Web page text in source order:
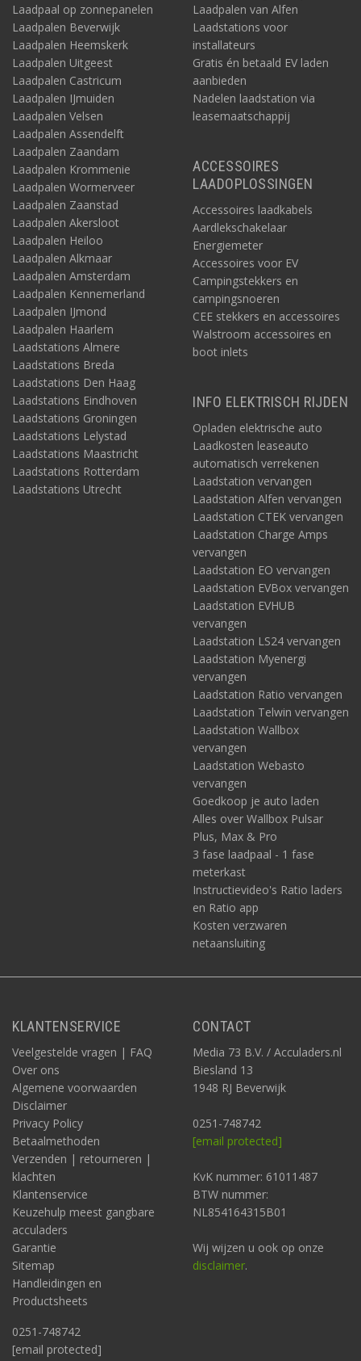
Laadpaal op zonnepanelen
Laadpalen Beverwijk
Laadpalen Heemskerk
Laadpalen Uitgeest
Laadpalen Castricum
Laadpalen IJmuiden
Laadpalen Velsen
Laadpalen Assendelft
Laadpalen Zaandam
Laadpalen Krommenie
Laadpalen Wormerveer
Laadpalen Zaanstad
Laadpalen Akersloot
Laadpalen Heiloo
Laadpalen Alkmaar
Laadpalen Amsterdam
Laadpalen Kennemerland
Laadpalen IJmond
Laadpalen Haarlem
Laadstations Almere
Laadstations Breda
Laadstations Den Haag
Laadstations Eindhoven
Laadstations Groningen
Laadstations Lelystad
Laadstations Maastricht
Laadstations Rotterdam
Laadstations Utrecht
Laadpalen van Alfen
Laadstations voor
installateurs
Gratis én betaald EV laden
aanbieden
Nadelen laadstation via
leasemaatschappij
ACCESSOIRES
LAADOPLOSSINGEN
Accessoires laadkabels
Aardlekschakelaar
Energiemeter
Accessoires voor EV
Campingstekkers en
campingsnoeren
CEE stekkers en accessoires
Walstroom accessoires en
boot inlets
INFO ELEKTRISCH RIJDEN
Opladen elektrische auto
Laadkosten leaseauto
automatisch verrekenen
Laadstation vervangen
Laadstation Alfen vervangen
Laadstation CTEK vervangen
Laadstation Charge Amps
vervangen
Laadstation EO vervangen
Laadstation EVBox vervangen
Laadstation EVHUB
vervangen
Laadstation LS24 vervangen
Laadstation Myenergi
vervangen
Laadstation Ratio vervangen
Laadstation Telwin vervangen
Laadstation Wallbox
vervangen
Laadstation Webasto
vervangen
Goedkoop je auto laden
Alles over Wallbox Pulsar
Plus, Max & Pro
3 fase laadpaal - 1 fase
meterkast
Instructievideo's Ratio laders
en Ratio app
Kosten verzwaren
netaansluiting
KLANTENSERVICE
Veelgestelde vragen | FAQ
Over ons
Algemene voorwaarden
Disclaimer
Privacy Policy
Betaalmethoden
Verzenden | retourneren |
klachten
Klantenservice
Keuzehulp meest gangbare
acculaders
Garantie
Sitemap
Handleidingen en
Productsheets
0251-748742
[email protected]
CONTACT
Media 73 B.V. / Acculaders.nl
Biesland 13
1948 RJ Beverwijk
0251-748742
[email protected]
KvK nummer: 61011487
BTW nummer:
NL854164315B01
Wij wijzen u ook op onze
disclaimer.